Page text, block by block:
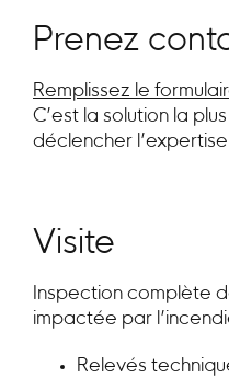
Prenez
Remplissez le
C’est la solution la
déclencher
Visite
Inspection complète
impactée par
Relevés